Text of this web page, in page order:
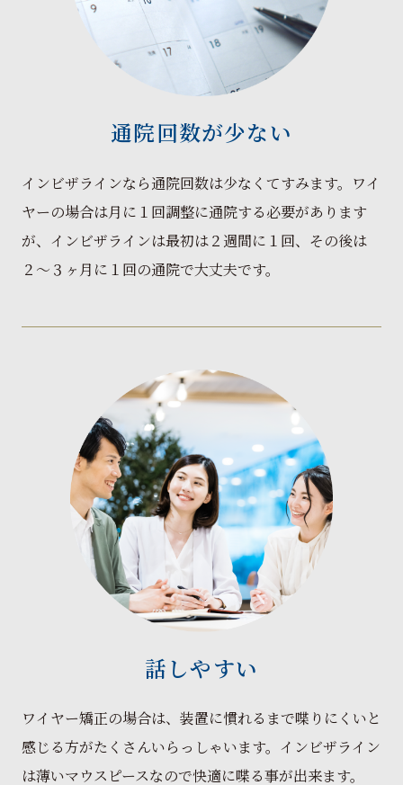
通院回数が少ない
インビザラインなら通院回数は少なくてすみます。ワイ
ヤーの場合は月に１回調整に通院する必要があります
が、インビザラインは最初は２週間に１回、その後は
２〜３ヶ月に１回の通院で大丈夫です。
話しやすい
ワイヤー矯正の場合は、装置に慣れるまで喋りにくいと
感じる方がたくさんいらっしゃいます。インビザライン
は薄いマウスピースなので快適に喋る事が出来ます。